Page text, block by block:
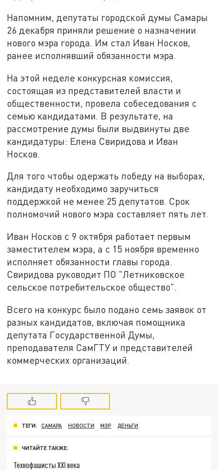
Напомним, депутаты городской думы Самары
26 декабря приняли решение о назначении
нового мэра города. Им стал Иван Носков,
ранее исполнявший обязанности мэра.
На этой неделе конкурсная комиссия,
состоящая из представителей власти и
общественности, провела собеседования с
семью кандидатами. В результате, на
рассмотрение думы были выдвинуты две
кандидатуры: Елена Свиридова и Иван
Носков.
Для того чтобы одержать победу на выборах,
кандидату необходимо заручиться
поддержкой не менее 25 депутатов. Срок
полномочий нового мэра составляет пять лет.
Иван Носков с 9 октября работает первым
заместителем мэра, а с 15 ноября временно
исполняет обязанности главы города.
Свиридова руководит ПО "Летниковское
сельское потребительское общество".
Всего на конкурс было подано семь заявок от
разных кандидатов, включая помощника
депутата Государственной Думы,
преподавателя СамГТУ и представителей
коммерческих организаций.
ТЕГИ: САМАРА НОВОСТИ МЭР ДЕНЬГИ
ЧИТАЙТЕ ТАКЖЕ:
Технофашисты XXI века